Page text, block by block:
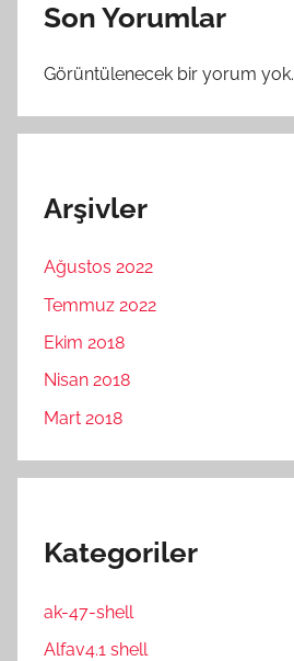
Son Yorumlar
Görüntülenecek bir yorum yok.
Arşivler
Ağustos 2022
Temmuz 2022
Ekim 2018
Nisan 2018
Mart 2018
Kategoriler
ak-47-shell
Alfav4.1 shell